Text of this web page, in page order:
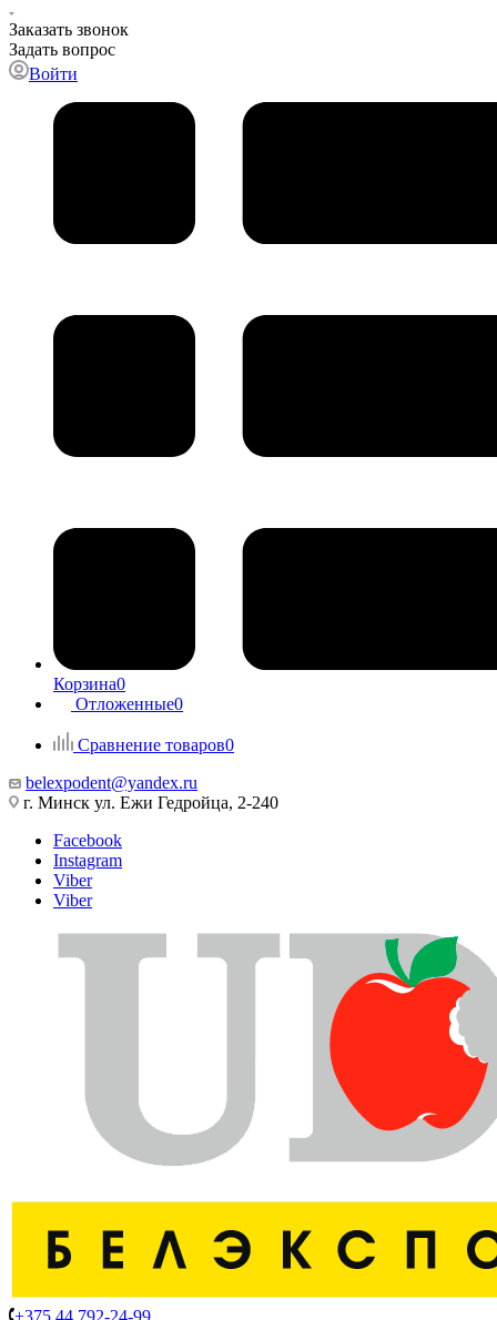
Заказать звонок
Задать вопрос
Войти
Корзина0
Отложенные0
Сравнение товаров0
belexpodent@yandex.ru
г. Минск ул. Ежи Гедройца, 2-240
Facebook
Instagram
Viber
Viber
+375 44 792-24-99